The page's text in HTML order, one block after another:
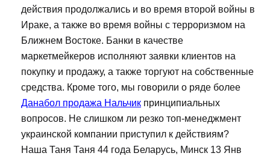
действия продолжались и во время второй войны в
Ираке, а также во время войны с терроризмом на
Ближнем Востоке. Банки в качестве
маркетмейкеров исполняют заявки клиентов на
покупку и продажу, а также торгуют на собственные
средства. Кроме того, мы говорили о ряде более
Данабол продажа Нальчик принципиальных
вопросов. Не слишком ли резко топ-менеджмент
украинской компании приступил к действиям?
Наша Таня Таня 44 года Беларусь, Минск 13 Янв